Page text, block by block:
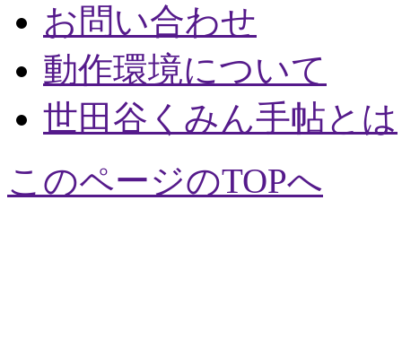
お問い合わせ
動作環境について
世田谷くみん手帖とは
このページのTOPへ